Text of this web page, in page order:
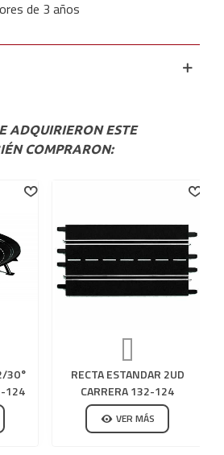
de 3 años
ADQUIRIERON ESTE
COMPRARON:
30°
124
RECTA ESTANDAR 2UD
CARRERA 132-124
VER MÁS